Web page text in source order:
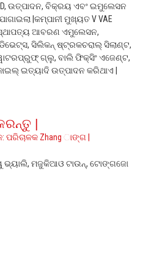
ଉତ୍ପାଦନ, ବିକ୍ରୟ ଏବଂ ଇମୁଲେସନ
| କମ୍ପାନୀ ମୁଖ୍ୟତ V VAE
ଆବରଣ ଏମୁଲେସନ,
ସିଲିକନ୍ ଷ୍ଟ୍ରକଚରାଲ୍ ସିଲାଣ୍ଟ,
ଗ୍ଲୁ, ବାଲି ଫିକ୍ସିଂ ଏଜେଣ୍ଟ,
ଇତ୍ୟାଦି ଉତ୍ପାଦନ କରିଥାଏ |
|
ପରିଚାଳକ Zhang ାଙ୍ଗ |
ଭ୍ୟାଲି, ମଜୁକିଆଓ ଟାଉନ୍, ଟୋଙ୍ଗଜୋ